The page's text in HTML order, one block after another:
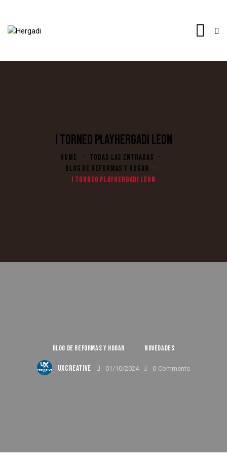
I TORNEO PLAYHERGADI LEON
HOME
TODAS LAS ENTRADAS
BLOG DE REFORMAS Y HOGAR
I TORNEO PLAYHERGADI LEON
BLOG DE REFORMAS Y HOGAR NOVEDADES
UXCREATIVE 01/10/2024 0 Comments